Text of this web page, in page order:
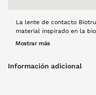
La lente de contacto
material inspirado en la
contenido de agua de la
unidades. Al ser de un solo
Mostrar más
Información adicional